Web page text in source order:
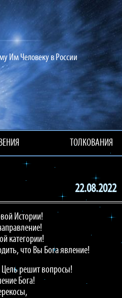
Им Человеку в России
ТОЛКОВАНИЯ
22.08.2022
Истории!
категории!
что Вы Бога явление!
Цель решит вопросы!
Бога!